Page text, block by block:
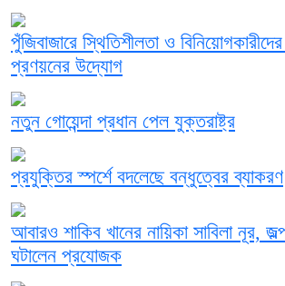
পুঁজিবাজারে স্থিতিশীলতা ও
প্রণয়নের উদ্যোগ
নতুন গোয়েন্দা প্রধান পেল যুক্তরাষ্ট্র
প্রযুক্তির স্পর্শে বদলেছে বন্ধুত্বের ব্যাকরণ
আবারও শাকিব খানের নায়িকা সাবিলা নূর,
ঘটালেন প্রযোজক